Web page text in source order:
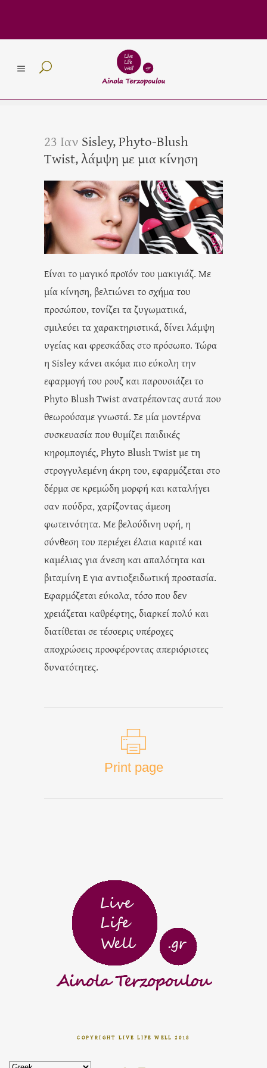
23 Ιαν Sisley, Phyto-Blush
Twist, λάμψη με μια κίνηση
Είναι το μαγικό προϊόν του μακιγιάζ. Με
μία κίνηση, βελτιώνει το σχήμα του
προσώπου, τονίζει τα ζυγωματικά,
σμιλεύει τα χαρακτηριστικά, δίνει λάμψη
υγείας και φρεσκάδας στο πρόσωπο. Τώρα
η Sisley κάνει ακόμα πιο εύκολη την
εφαρμογή του ρουζ και παρουσιάζει το
Phyto Blush Twist ανατρέποντας αυτά που
θεωρούσαμε γνωστά. Σε μία μοντέρνα
συσκευασία που θυμίζει παιδικές
κηρομπογιές, Phyto Blush Twist με τη
στρογγυλεμένη άκρη του, εφαρμόζεται στο
δέρμα σε κρεμώδη μορφή και καταλήγει
σαν πούδρα, χαρίζοντας άμεση
φωτεινότητα. Με βελούδινη υφή, η
σύνθεση του περιέχει έλαια καριτέ και
καμέλιας για άνεση και απαλότητα και
βιταμίνη Ε για αντιοξειδωτική προστασία.
Εφαρμόζεται εύκολα, τόσο που δεν
χρειάζεται καθρέφτης, διαρκεί πολύ και
διατίθεται σε τέσσερις υπέροχες
αποχρώσεις προσφέροντας απεριόριστες
δυνατότητες.
Print page
COPYRIGHT LIVE LIFE WELL 2018